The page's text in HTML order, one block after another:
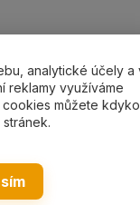
dle výběru,
analytické účely a
reklamy využíváme
můžete